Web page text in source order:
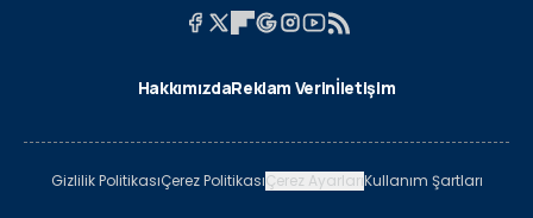
HakkımızdaReklam Verinİletişim
Gizlilik PolitikasıÇerez PolitikasıÇerez AyarlarıKullanım Şartları